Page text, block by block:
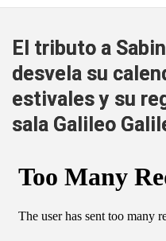
El tributo a
desvela su
estivales y su
sala Galileo